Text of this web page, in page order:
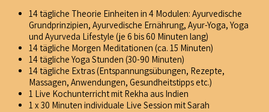
14 tägliche Theorie Einheiten in 4 Modulen: Ayurvedische
Grundprinzipien, Ayurvedische Ernährung, Ayur-Yoga, Yoga
und Ayurveda Lifestyle (je 6 bis 60 Minuten lang)
14 tägliche Morgen Meditationen (ca. 15 Minuten)
14 tägliche Yoga Stunden (30-90 Minuten)
14 tägliche Extras (Entspannungsübungen, Rezepte,
Massagen, Anwendungen, Gesundheitstipps etc.)
1 Live Kochunterricht mit Rekha aus Indien
1 x 30 Minuten individuale Live Session mit Sarah